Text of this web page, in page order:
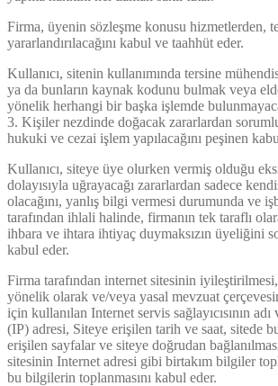
Firma, üyenin sözleşme konusu hizmetlerden,
yararlandırılacağını kabul ve taahhüt eder.
Kullanıcı, sitenin kullanımında tersine
ya da bunların kaynak kodunu bulmak veya
yönelik herhangi bir başka işlemde
3. Kişiler nezdinde doğacak zararlardan
hukuki ve cezai işlem yapılacağını peşinen
Kullanıcı, siteye üye olurken vermiş olduğu
dolayısıyla uğrayacağı zararlardan sadece
olacağını, yanlış bilgi vermesi durumunda ve
tarafından ihlali halinde, firmanın tek taraflı
ihbara ve ihtara ihtiyaç duymaksızın üyeliğini
kabul eder.
Firma tarafından internet sitesinin
yönelik olarak ve/veya yasal mevzuat
için kullanılan Internet servis sağlayıcısının
(IP) adresi, Siteye erişilen tarih ve saat, sitede
erişilen sayfalar ve siteye doğrudan
sitesinin Internet adresi gibi birtakım bilgiler
bu bilgilerin toplanmasını kabul eder.